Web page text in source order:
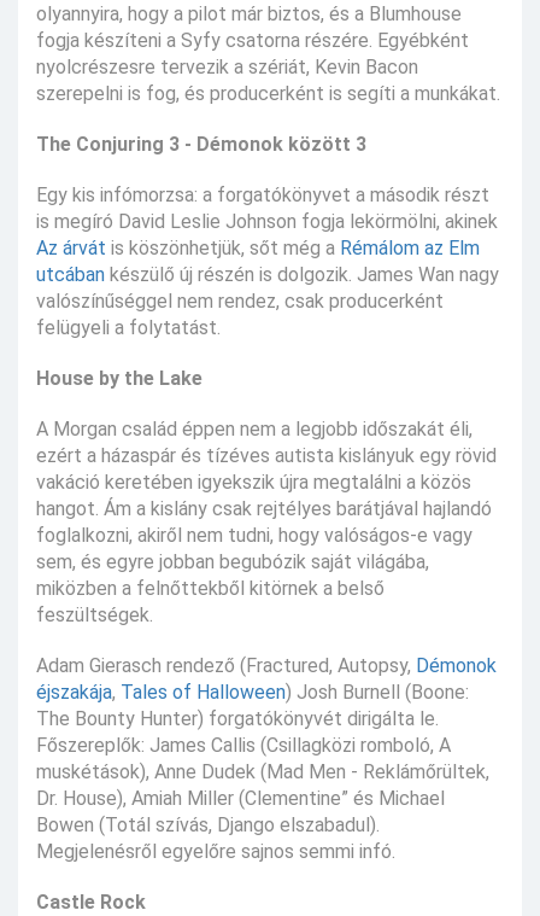
olyannyira, hogy a pilot már biztos, és a Blumhouse
fogja készíteni a Syfy csatorna részére. Egyébként
nyolcrészesre tervezik a szériát, Kevin Bacon
szerepelni is fog, és producerként is segíti a munkákat.
The Conjuring 3 - Démonok között 3
Egy kis infómorzsa: a forgatókönyvet a második részt
is megíró David Leslie Johnson fogja lekörmölni, akinek
Az árvát is köszönhetjük, sőt még a Rémálom az Elm
utcában készülő új részén is dolgozik. James Wan nagy
valószínűséggel nem rendez, csak producerként
felügyeli a folytatást.
House by the Lake
A Morgan család éppen nem a legjobb időszakát éli,
ezért a házaspár és tízéves autista kislányuk egy rövid
vakáció keretében igyekszik újra megtalálni a közös
hangot. Ám a kislány csak rejtélyes barátjával hajlandó
foglalkozni, akiről nem tudni, hogy valóságos-e vagy
sem, és egyre jobban begubózik saját világába,
miközben a felnőttekből kitörnek a belső
feszültségek.
Adam Gierasch rendező (Fractured, Autopsy, Démonok
éjszakája, Tales of Halloween) Josh Burnell (Boone:
The Bounty Hunter) forgatókönyvét dirigálta le.
Főszereplők: James Callis (Csillagközi romboló, A
muskétások), Anne Dudek (Mad Men - Reklámőrültek,
Dr. House), Amiah Miller (Clementine” és Michael
Bowen (Totál szívás, Django elszabadul).
Megjelenésről egyelőre sajnos semmi infó.
Castle Rock